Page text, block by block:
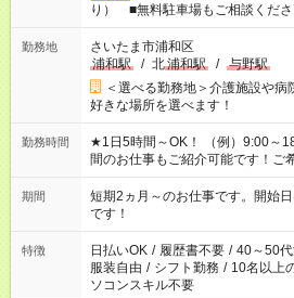
り） ■無料駐車場もご相談くだ
勤務地
さいたま市浦和区
浦和駅
/ 北浦和駅 / 与野駅
＜選べる勤務地＞介護施設や
好きな場所を選べます！
勤務時間
★1日5時間～OK！ （例）9:00～
間のお仕事もご紹介可能です！
家庭の都合でお休みが必要な場合
※週最低15時間以上の勤務が必要
期間
短期2ヵ月～のお仕事です。開
です！
特徴 日払いOK / 履歴書不要 / 40～50
服装自由 / シフト勤務 / 10名以上
ソコンスキル不要